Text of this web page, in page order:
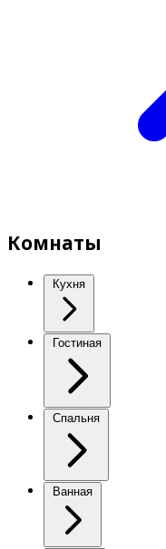
Комнаты
Кухня
Гостиная
Спальня
Ванная